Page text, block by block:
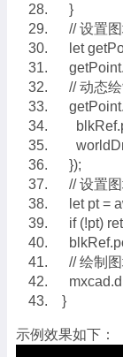
}
// 设置图
let
// 动态绘
});
// 设置图
let pt =
if (!pt)
// 绘制图
}
示例效果如下：